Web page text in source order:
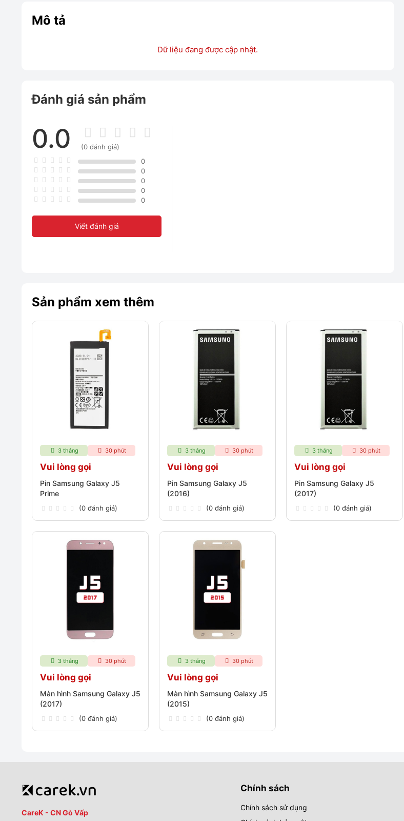
Mô tả
Dữ liệu đang được cập nhật.
Đánh giá sản phẩm
0.0
(0 đánh giá)
0
0
0
0
0
Viết đánh giá
Sản phẩm xem thêm
3 tháng 30 phút
Vui lòng gọi
Pin Samsung Galaxy J5
Prime
(0 đánh giá)
3 tháng 30 phút
Vui lòng gọi
Pin Samsung Galaxy J5
(2016)
(0 đánh giá)
3 tháng 30 phút
Vui lòng gọi
Pin Samsung Galaxy J5
(2017)
(0 đánh giá)
3 tháng 30 phút
Vui lòng gọi
Màn hình Samsung Galaxy J5
(2017)
(0 đánh giá)
3 tháng 30 phút
Vui lòng gọi
Màn hình Samsung Galaxy J5
(2015)
(0 đánh giá)
CareK - CN Gò Vấp
Chính sách
Chính sách sử dụng